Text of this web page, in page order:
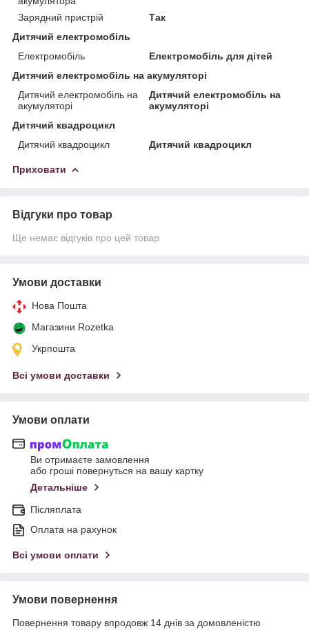
Зарядний пристрій
Так
Дитячий електромобіль
Електромобіль
Електромобіль для дітей
Дитячий електромобіль на акумуляторі
Дитячий електромобіль на
акумуляторі
Дитячий електромобіль на
акумуляторі
Дитячий квадроцикл
Дитячий квадроцикл
Дитячий квадроцикл
Приховати
Відгуки про товар
Ще немає відгуків про цей товар
Умови доставки
Нова Пошта
Магазини Rozetka
Укрпошта
Всі умови доставки
Умови оплати
Ви отримаєте замовлення
або гроші повернуться на вашу картку
Детальніше
Післяплата
Оплата на рахунок
Всі умови оплати
Умови повернення
Повернення товару впродовж 14 днів за домовленістю